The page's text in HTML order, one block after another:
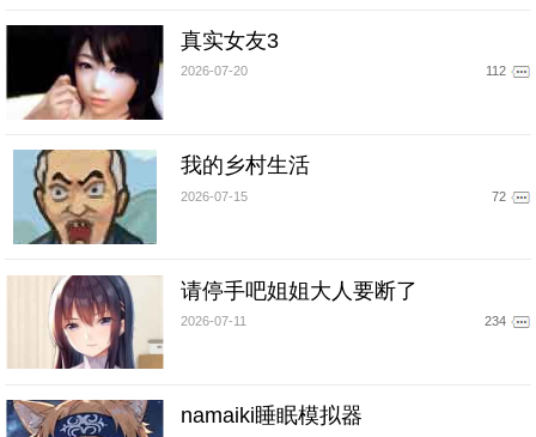
真实女友3
2026-07-20 112
我的乡村生活
2026-07-15 72
请停手吧姐姐大人要断了
2026-07-11 234
namaiki睡眠模拟器